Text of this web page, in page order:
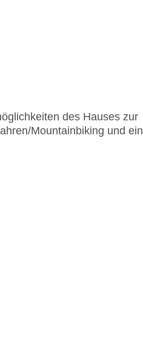
des Hauses zur
Mountainbiking und ein